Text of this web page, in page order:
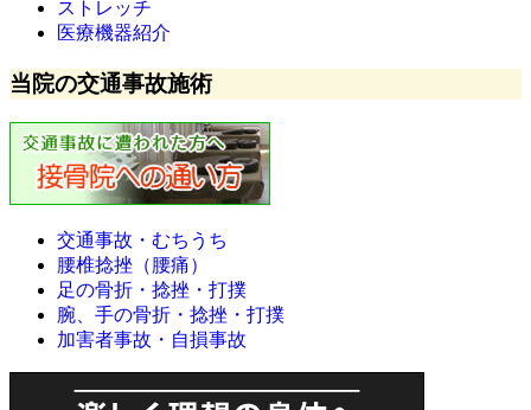
ストレッチ
医療機器紹介
当院の交通事故施術
交通事故・むちうち
腰椎捻挫（腰痛）
足の骨折・捻挫・打撲
腕、手の骨折・捻挫・打撲
加害者事故・自損事故